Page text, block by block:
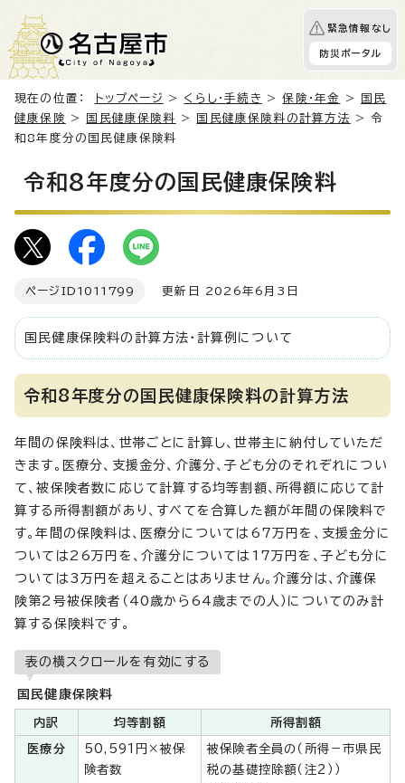
緊急情報なし
防災ポータル
現在の位置： トップページ > くらし・手続き >保険・年金 >
国民
健康保険
> 国民健康保険料 > 国民健康保険料の計算方法
> 令
和8年度分の国民健康保険料
令和8年度分の国民健康保険料
ページID 1011799 更新日 2026年6月3日
国民健康保険料の計算方法・計算例について
令和8年度分の国民健康保険料の計算方法
年間の保険料は、世帯ごとに計算し、世帯主に納付していただ
きます。医療分、支援金分、介護分、子ども分のそれぞれについ
て、被保険者数に応じて計算する均等割額、所得額に応じて計
算する所得割額があり、すべてを合算した額が年間の保険料で
す。年間の保険料は、医療分については67万円を、支援金分に
ついては26万円を、介護分については17万円を、子ども分に
ついては3万円を超えることはありません。介護分は、介護保
険第2号被保険者（40歳から64歳までの人）についてのみ計
算する保険料です。
表の横スクロールを有効にする
国民健康保険料
内訳 均等割額 所得割額
医療分
50,591円×被保
険者数
被保険者全員の（所得－市県民
税の基礎控除額（注2））